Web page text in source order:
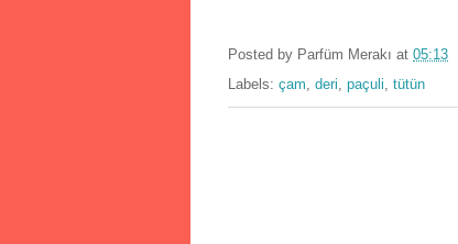
Posted by Parfüm Merakı at 05:13
Labels: çam deri paçuli tütün